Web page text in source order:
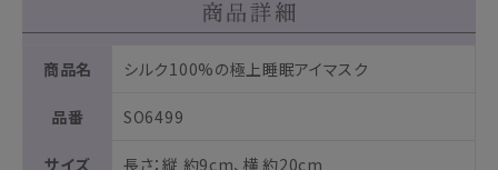
商品名 シルク100%の極上睡眠アイマスク
品番 SO6499
サイズ 長さ：縦 約9cm、横 約20cm